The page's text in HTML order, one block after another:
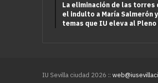
La eliminación de las torres
el indulto a María Salmerón
temas que IU eleva al
IU Sevilla ciudad 2026 ::